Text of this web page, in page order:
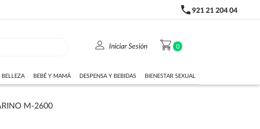
phone 921 21 204 04
person Iniciar Sesión shopping_cart 0
BELLEZA BEBÉ Y MAMÁ DESPENSA Y BEBIDAS BIENESTAR SEXUAL
M-2600